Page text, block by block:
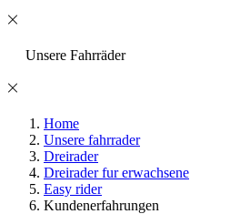
Unsere Fahrräder
Home
Unsere fahrrader
Dreirader
Dreirader fur erwachsene
Easy rider
Kundenerfahrungen